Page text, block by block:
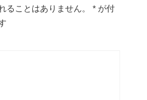
ることはありません。 * が付